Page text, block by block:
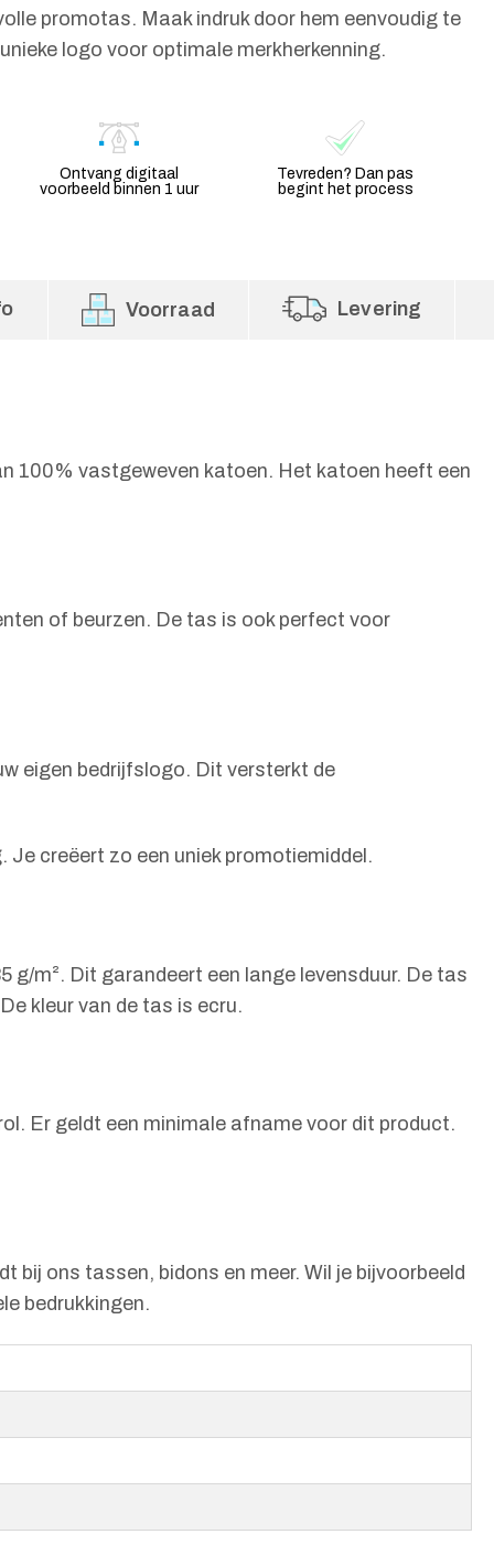
promotas. Maak indruk door hem eenvoudig te
logo voor optimale merkherkenning.
Ontvang digitaal
voorbeeld binnen 1 uur
Tevreden? Dan pas
begint het process
Voorraad Levering
100% vastgeweven katoen. Het katoen heeft een
of beurzen. De tas is ook perfect voor
eigen bedrijfslogo. Dit versterkt de
creëert zo een uniek promotiemiddel.
m². Dit garandeert een lange levensduur. De tas
kleur van de tas is ecru.
Er geldt een minimale afname voor dit product.
bij ons tassen, bidons en meer. Wil je bijvoorbeeld
bedrukkingen.